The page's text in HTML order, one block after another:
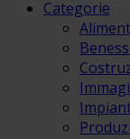
Categorie